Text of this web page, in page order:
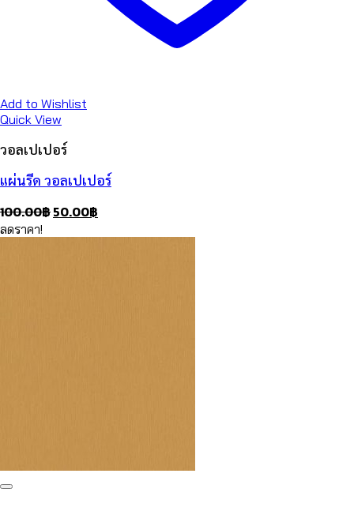
Add to Wishlist
Quick View
วอลเปเปอร์
แผ่นรีด วอลเปเปอร์
100.00฿Original
50.00฿
ลดราคา!